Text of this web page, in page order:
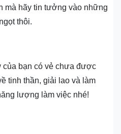
mà hãy tin tưởng vào những
thôi.
của bạn có vẻ chưa được
tinh thần, giải lao và làm
lượng làm việc nhé!